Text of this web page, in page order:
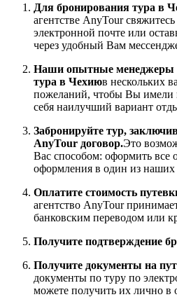
Для бронирования тура в
агентстве AnyTour
электронной почте или
через удобный Вам
Наши опытные менеджеры
тура в Чехиюв нескольких
пожеланий, чтобы Вы имели
себя наилучший вариант
Забронируйте тур,
AnyTour договор.Это
Вас способом: оформить все
оформления в один из наших
Оплатите стоимость
агентство AnyTour
банковским переводом или
Получите подтверждение
Получите документы на
документы по туру по
можете получить их лично